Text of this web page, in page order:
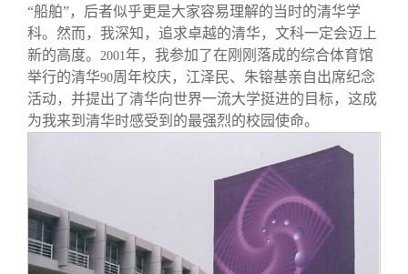
“船舶”，后者似乎更是大家容易理解的当时的清华学
科。然而，我深知，追求卓越的清华，文科一定会迈上
新的高度。 2001年，我参加了在刚刚落成的综合体育馆
举行的清华90周年校庆，江泽民、朱镕基亲自出席纪念
活动，并提出了清华向世界一流大学挺进的目标，这成
为我来到清华时感受到的最强烈的校园使命。